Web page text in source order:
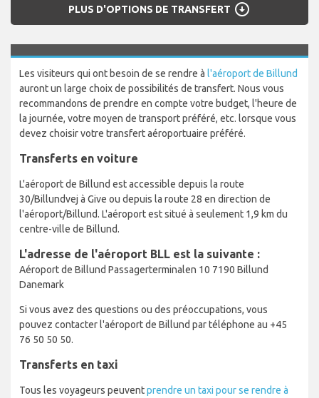
PLUS D'OPTIONS DE TRANSFERT arrow_circle_down
Les visiteurs qui ont besoin de se rendre à l'aéroport de Billund
auront un large choix de possibilités de transfert. Nous vous
recommandons de prendre en compte votre budget, l'heure de
la journée, votre moyen de transport préféré, etc. lorsque vous
devez choisir votre transfert aéroportuaire préféré.
Transferts en voiture
L'aéroport de Billund est accessible depuis la route
30/Billundvej à Give ou depuis la route 28 en direction de
l'aéroport/Billund. L'aéroport est situé à seulement 1,9 km du
centre-ville de Billund.
L'adresse de l'aéroport BLL est la suivante :
Aéroport de Billund Passagerterminalen 10 7190 Billund
Danemark
Si vous avez des questions ou des préoccupations, vous
pouvez contacter l'aéroport de Billund par téléphone au +45
76 50 50 50.
Transferts en taxi
Tous les voyageurs peuventprendre un taxi pour se rendre à